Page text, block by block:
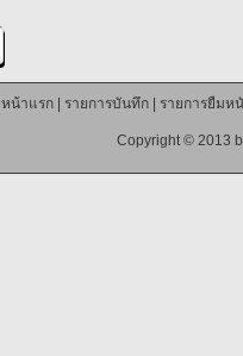
หน้าแรก| รายการบันทึก| รายการยืมห
Copyright © 2013